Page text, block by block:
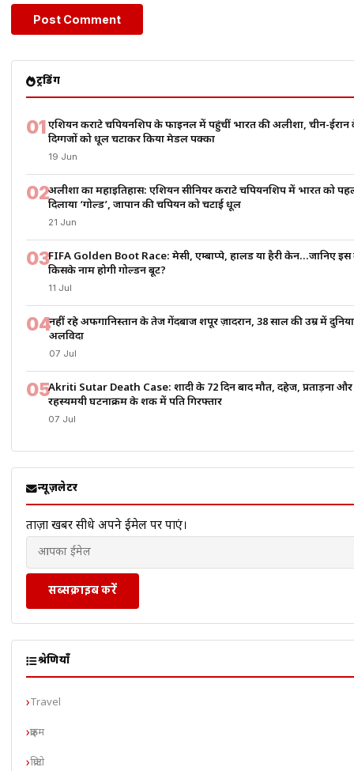
ट्रेंडिंग
01एशियन कराटे चैंपियनशिप के फाइनल में पहुंचीं भारत की अलीशा, चीन-ईरान
दिग्गजों को धूल चटाकर किया मेडल पक्का
19 Jun
02अलीशा का महाइतिहास: एशियन सीनियर कराटे चैंपियनशिप में भारत को
दिलाया ‘गोल्ड’, जापान की चैंपियन को चटाई धूल
21 Jun
03FIFA Golden Boot Race: मेसी, एम्बाप्पे, हालैंड या हैरी केन…जानिए इस
किसके नाम होगी गोल्डन बूट?
11 Jul
04नहीं रहे अफगानिस्तान के तेज गेंदबाज शपूर ज़ादरान, 38 साल की उम्र में
अलविदा
07 Jul
05Akriti Sutar Death Case: शादी के 72 दिन बाद मौत, दहेज, प्रताड़ना और
रहस्यमयी घटनाक्रम के शक में पति गिरफ्तार
07 Jul
न्यूज़लेटर
ताज़ा खबरें सीधे अपने ईमेल पर पाएं।
सब्सक्राइब करें
श्रेणियाँ
Travel
क्राइम
क्रिप्टो